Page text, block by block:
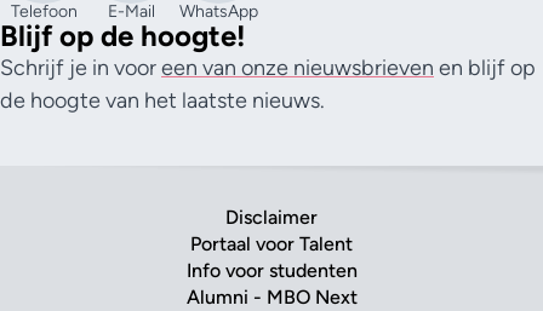
Telefoon E-Mail WhatsApp
Blijf op de hoogte!
Schrijf je in vooreen van onze nieuwsbrieven en blijf op
de hoogte van het laatste nieuws.
Disclaimer
Portaal voor Talent
Info voor studenten
Alumni - MBO Next